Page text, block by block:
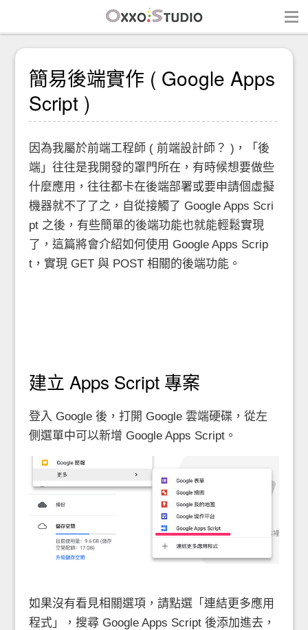
簡易後端實作 ( Google Apps
Script )
因為我屬於前端工程師 ( 前端設計師？ )，「後
端」往往是我開發的罩門所在，有時候想要做些
什麼應用，往往都卡在後端部署或要申請個虛擬
機器就不了了之，自從接觸了 Google Apps Scri
pt 之後，有些簡單的後端功能也就能輕鬆實現
了，這篇將會介紹如何使用 Google Apps Scrip
t，實現 GET 與 POST 相關的後端功能。
建立 Apps Script 專案
登入 Google 後，打開 Google 雲端硬碟，從左
側選單中可以新增 Google Apps Script。
如果沒有看見相關選項，請點選「連結更多應用
程式」，搜尋 Google Apps Script 後添加進去，